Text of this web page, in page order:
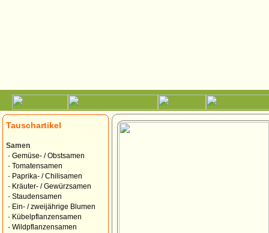
Tauschartikel
Samen
- Gemüse- / Obstsamen
- Tomatensamen
- Paprika- / Chilisamen
- Kräuter- / Gewürzsamen
- Staudensamen
- Ein- / zweijährige Blumen
- Kübelpflanzensamen
- Wildpflanzensamen